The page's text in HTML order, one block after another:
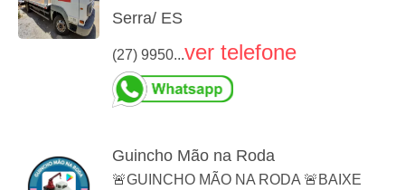
Serra/ ES
(27) 9950...ver telefone
Guincho Mão na Roda
🚨GUINCHO MÃO NA RODA 🚨BAIXE